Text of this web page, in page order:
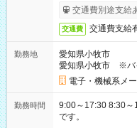
交通費別途支給
交通費 交通費支給
勤務地
愛知県小牧市
愛知県小牧市 ※バ
電子・機械系メ
勤務時間
9:00～17:30 8:30～17:30 ※表記のうち実働7時間
です。